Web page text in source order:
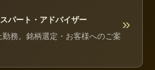
パート・アドバイザー
務。銘柄選定・お客様へのご案
»